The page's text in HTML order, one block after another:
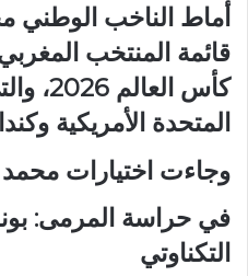
أماط الناخب الوطني
قائمة المنتخب
كأس
المتحدة الأمريكية
وجاءت اختيارات محمد
في حراسة المرمى:
التكناوتي